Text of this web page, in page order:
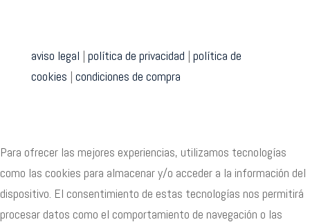
aviso legal | política de privacidad | política de
cookies | condiciones de compra
Para ofrecer las mejores experiencias, utilizamos tecnologías
como las cookies para almacenar y/o acceder a la información del
dispositivo. El consentimiento de estas tecnologías nos permitirá
procesar datos como el comportamiento de navegación o las